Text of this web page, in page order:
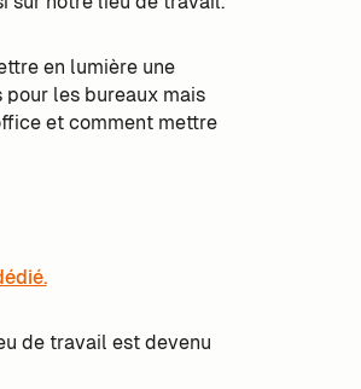
en lumière une
les bureaux mais
et comment mettre
de travail est devenu